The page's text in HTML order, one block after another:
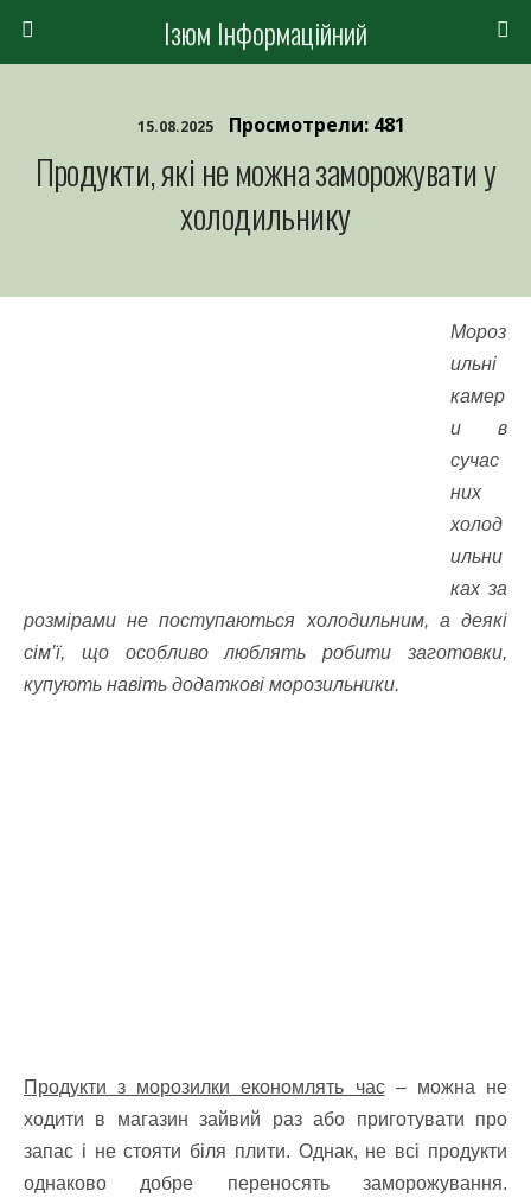
Ізюм Інформаційний
15.08.2025 Просмотрели: 481
Продукти, які не можна заморожувати у
холодильнику
Мороз
ильні
камер
и в
сучас
них
холод
ильни
ках за
розмірами не поступаються холодильним, а деякі
сім’ї, що особливо люблять робити заготовки,
купують навіть додаткові морозильники.
Продукти з морозилки економлять час– можна не
ходити в магазин зайвий раз або приготувати про
запас і не стояти біля плити. Однак, не всі продукти
однаково добре переносять заморожування.